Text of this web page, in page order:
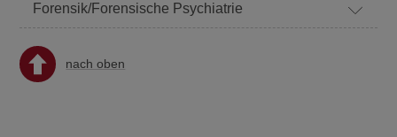
Forensik/Forensische Psychiatrie
nach oben